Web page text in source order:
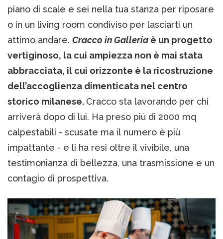
piano di scale e sei nella tua stanza per riposare
o in un living room condiviso per lasciarti un
attimo andare. Cracco in Galleria è un progetto
vertiginoso, la cui ampiezza non è mai stata
abbracciata, il cui orizzonte è la ricostruzione
dell’accoglienza dimenticata nel centro
storico milanese. Cracco sta lavorando per chi
arriverà dopo di lui. Ha preso più di 2000 mq
calpestabili - scusate ma il numero è più
impattante - e li ha resi oltre il vivibile, una
testimonianza di bellezza, una trasmissione e un
contagio di prospettiva.